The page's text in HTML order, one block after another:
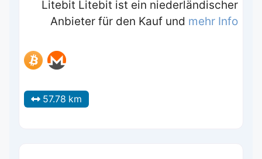
Litebit Litebit ist ein niederländischer
Anbieter für den Kauf und mehr Info
57.78 km